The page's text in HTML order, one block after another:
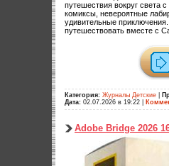
путешествия вокруг света
комиксы, невероятные
удивительные
путешествовать вместе с
Категория: Журналы Детские
Дата: 02.07.2026 в 19:22
Adobe Bridge 2026